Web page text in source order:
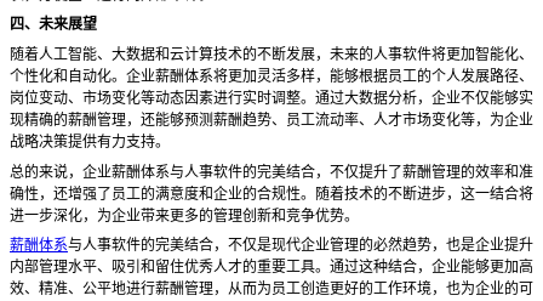
四、未来展望
随着人工智能、大数据和云计算技术的不断发展，未来的人事软件将更加智能化、
个性化和自动化。企业薪酬体系将更加灵活多样，能够根据员工的个人发展路径、
岗位变动、市场变化等动态因素进行实时调整。通过大数据分析，企业不仅能够实
现精确的薪酬管理，还能够预测薪酬趋势、员工流动率、人才市场变化等，为企业
战略决策提供有力支持。
总的来说，企业薪酬体系与人事软件的完美结合，不仅提升了薪酬管理的效率和准
确性，还增强了员工的满意度和企业的合规性。随着技术的不断进步，这一结合将
进一步深化，为企业带来更多的管理创新和竞争优势。
薪酬体系与人事软件的完美结合，不仅是现代企业管理的必然趋势，也是企业提升
内部管理水平、吸引和留住优秀人才的重要工具。通过这种结合，企业能够更加高
效、精准、公平地进行薪酬管理，从而为员工创造更好的工作环境，也为企业的可